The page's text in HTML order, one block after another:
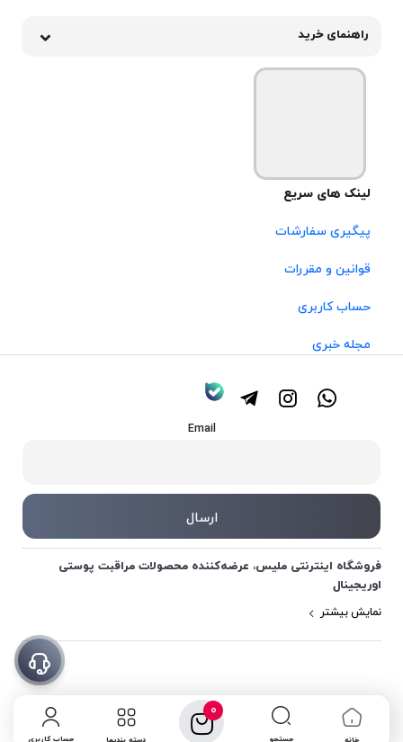
خانه جستجو
0
حساب کاربری
راهنمای خرید
لینک های سریع
پیگیری سفارشات
قوانین و مقررات
حساب کاربری
مجله خبری
Email
فروشگاه اینترنتی ملیس، عرضه‌کننده محصولات مراقبت پوستی
اوریجینال
نمایش بیشتر